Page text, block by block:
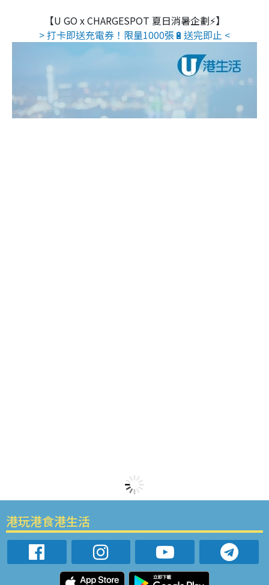
【U GO x CHARGESPOT 夏日消暑企劃⚡】
> 打卡即送充電券！限量1000張🔋送完即止 <
港玩港食港生活